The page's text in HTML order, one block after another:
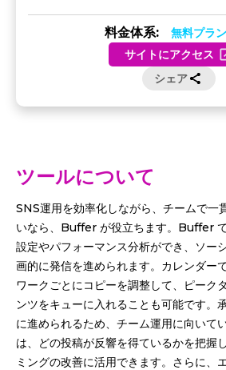
料金体系: 無料プラ
サイトにアクセス
シェア
ツールについて
SNS運用を効率化しながら、チームで一
いなら、Buffer が役立ちます。Buffer
設定やパフォーマンス分析ができ、ソー
画的に発信を進められます。カレンダー
ワークごとにコピーを調整して、ピーク
ンツをキューに入れることも可能です。
に進められるため、チーム運用に向いて
は、どの投稿が反響を得ているかを把握
ミングの改善に活用できます。さらに、